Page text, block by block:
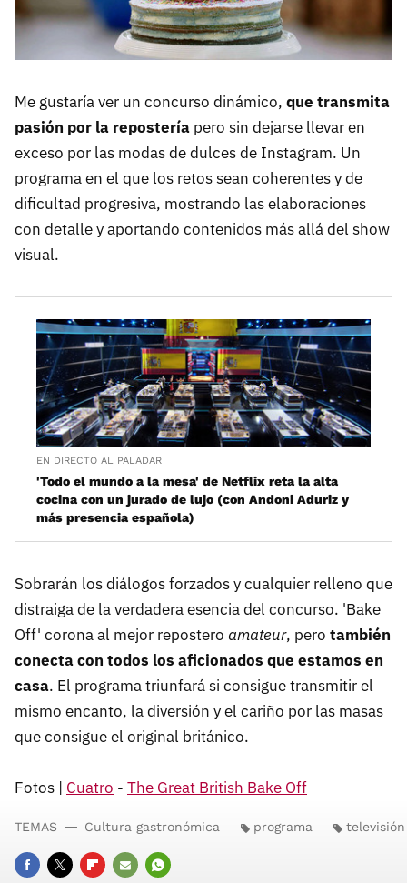
Me gustaría ver un concurso dinámico, que transmita
pasión por la repostería pero sin dejarse llevar en
exceso por las modas de dulces de Instagram. Un
programa en el que los retos sean coherentes y de
dificultad progresiva, mostrando las elaboraciones
con detalle y aportando contenidos más allá del show
visual.
EN DIRECTO AL PALADAR
'Todo el mundo a la mesa' de Netflix reta la alta
cocina con un jurado de lujo (con Andoni Aduriz y
más presencia española)
Sobrarán los diálogos forzados y cualquier relleno que
distraiga de la verdadera esencia del concurso. 'Bake
Off' corona al mejor repostero amateur, pero también
conecta con todos los aficionados que estamos en
casa. El programa triunfará si consigue transmitir el
mismo encanto, la diversión y el cariño por las masas
que consigue el original británico.
Fotos | Cuatro - The Great British Bake Off
TEMAS Cultura gastronómica programa televisión